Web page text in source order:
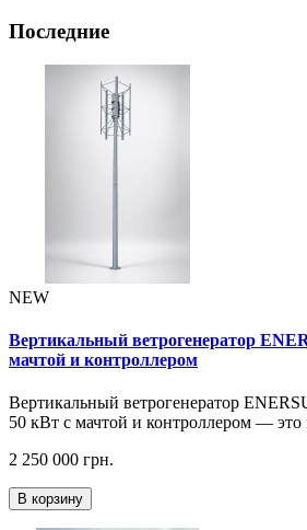
Последние
NEW
Вертикальный ветрогенератор
мачтой и контроллером
Вертикальный ветрогенератор
50 кВт с мачтой и контроллером — это
2 250 000 грн.
В корзину